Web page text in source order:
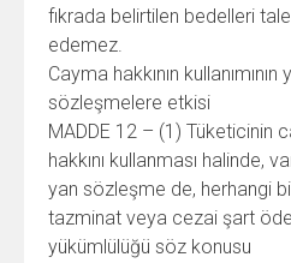
fıkrada belirtilen bedelleri
edemez.
Cayma hakkının kullanımının
sözleşmelere etkisi
MADDE 12 – (1) Tüketicinin
hakkını kullanması halinde,
yan sözleşme de, herhangi
tazminat veya cezai şart
yükümlülüğü söz konusu